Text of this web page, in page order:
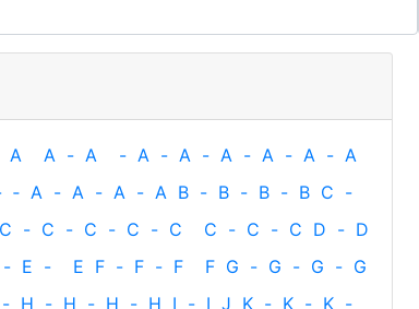
A A - A - A - A - A - A - A - A
‐ A - A - A - A B - B - B - B C -
C - C - C - C - C C - C - C D - D
- E - E F - F - F F G - G - G - G
- H - H - H - H I - I J K - K - K -